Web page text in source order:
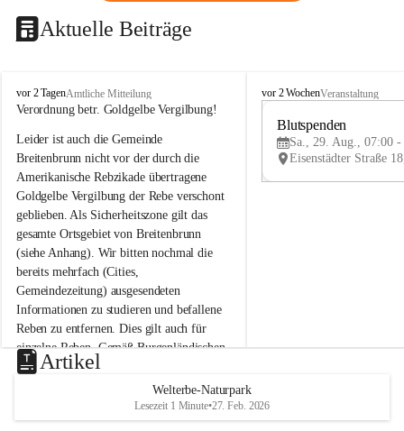
Aktuelle Beiträge
B
r
i
t
e
n
b
r
u
n
n
a
m
N
e
u
s
d
vor 2 TagenAmtliche Mitteilung
Verordnung betr. Goldgelbe Vergilbung!
Leider ist auch die Gemeinde
Breitenbrunn nicht vor der durch die
Amerikanische Rebzikade übertragene
Goldgelbe Vergilbung der Rebe verschont
geblieben. Als Sicherheitszone gilt das
gesamte Ortsgebiet von Breitenbrunn
(siehe Anhang). Wir bitten nochmal die
bereits mehrfach (Cities,
Gemeindezeitung) ausgesendeten
Informationen zu studieren und befallene
Reben zu entfernen. Dies gilt auch für
einzelne Reben. Gemäß Burgenländischen
Weinbaugesetz sind nicht gepflegte oder
unzulässige Weingärten zu roden! Bitte
helfen wir zusammen um unsere Winzer
vor den prognostizierten Ernteausfällen
B
e
u
e
d
vor 2 WochenVeranstaltung
Blutspenden
Sa., 29. Aug., 07:00 -
Artikel
Welterbe-Naturpark
Lesezeit 1 Minute•27. Feb. 2026